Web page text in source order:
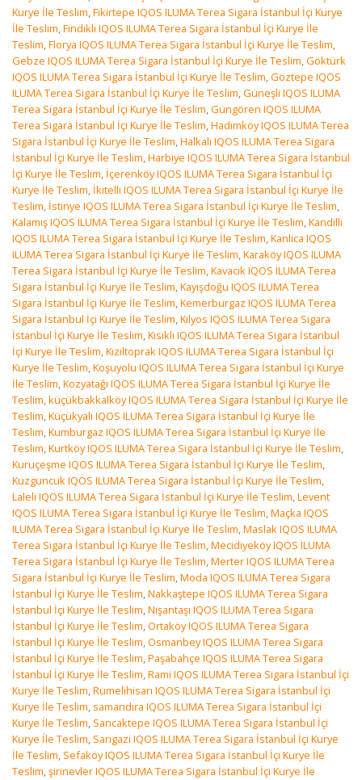
Kurye İle Teslim,Fikirtepe IQOS ILUMA Terea Sigara İstanbul İçi Kurye
İle Teslim,Fındıklı IQOS ILUMA Terea Sigara İstanbul İçi Kurye İle
Teslim,Florya IQOS ILUMA Terea Sigara İstanbul İçi Kurye İle Teslim,
Gebze IQOS ILUMA Terea Sigara İstanbul İçi Kurye İle Teslim,Göktürk
IQOS ILUMA Terea Sigara İstanbul İçi Kurye İle Teslim,Göztepe IQOS
ILUMA Terea Sigara İstanbul İçi Kurye İle Teslim,Güneşli IQOS ILUMA
Terea Sigara İstanbul İçi Kurye İle Teslim,Güngören IQOS ILUMA
Terea Sigara İstanbul İçi Kurye İle Teslim,Hadımköy IQOS ILUMA Terea
Sigara İstanbul İçi Kurye İle Teslim,Halkalı IQOS ILUMA Terea Sigara
İstanbul İçi Kurye İle Teslim,Harbiye IQOS ILUMA Terea Sigara İstanbul
İçi Kurye İle Teslim, İçerenköy IQOS ILUMA Terea Sigara İstanbul İçi
Kurye İle Teslim, İkitelli IQOS ILUMA Terea Sigara İstanbul İçi Kurye İle
Teslim, İstinye IQOS ILUMA Terea Sigara İstanbul İçi Kurye İle Teslim,
Kalamış IQOS ILUMA Terea Sigara İstanbul İçi Kurye İle Teslim,Kandilli
IQOS ILUMA Terea Sigara İstanbul İçi Kurye İle Teslim,Kanlıca IQOS
ILUMA Terea Sigara İstanbul İçi Kurye İle Teslim,Karaköy IQOS ILUMA
Terea Sigara İstanbul İçi Kurye İle Teslim,Kavacık IQOS ILUMA Terea
Sigara İstanbul İçi Kurye İle Teslim,Kayışdoğu IQOS ILUMA Terea
Sigara İstanbul İçi Kurye İle Teslim,Kemerburgaz IQOS ILUMA Terea
Sigara İstanbul İçi Kurye İle Teslim,Kilyos IQOS ILUMA Terea Sigara
İstanbul İçi Kurye İle Teslim,Kısıklı IQOS ILUMA Terea Sigara İstanbul
İçi Kurye İle Teslim,Kızıltoprak IQOS ILUMA Terea Sigara İstanbul İçi
Kurye İle Teslim,Koşuyolu IQOS ILUMA Terea Sigara İstanbul İçi Kurye
İle Teslim,Kozyatağı IQOS ILUMA Terea Sigara İstanbul İçi Kurye İle
Teslim,küçükbakkalköy IQOS ILUMA Terea Sigara İstanbul İçi Kurye İle
Teslim,Küçükyalı IQOS ILUMA Terea Sigara İstanbul İçi Kurye İle
Teslim,Kumburgaz IQOS ILUMA Terea Sigara İstanbul İçi Kurye İle
Teslim,Kurtköy IQOS ILUMA Terea Sigara İstanbul İçi Kurye İle Teslim,
Kuruçeşme IQOS ILUMA Terea Sigara İstanbul İçi Kurye İle Teslim,
Kuzguncuk IQOS ILUMA Terea Sigara İstanbul İçi Kurye İle Teslim,
Laleli IQOS ILUMA Terea Sigara İstanbul İçi Kurye İle Teslim,Levent
IQOS ILUMA Terea Sigara İstanbul İçi Kurye İle Teslim,Maçka IQOS
ILUMA Terea Sigara İstanbul İçi Kurye İle Teslim,Maslak IQOS ILUMA
Terea Sigara İstanbul İçi Kurye İle Teslim,Mecidiyeköy IQOS ILUMA
Terea Sigara İstanbul İçi Kurye İle Teslim,Merter IQOS ILUMA Terea
Sigara İstanbul İçi Kurye İle Teslim,Moda IQOS ILUMA Terea Sigara
İstanbul İçi Kurye İle Teslim,Nakkaştepe IQOS ILUMA Terea Sigara
İstanbul İçi Kurye İle Teslim,Nişantaşı IQOS ILUMA Terea Sigara
İstanbul İçi Kurye İle Teslim,Ortaköy IQOS ILUMA Terea Sigara
İstanbul İçi Kurye İle Teslim,Osmanbey IQOS ILUMA Terea Sigara
İstanbul İçi Kurye İle Teslim,Paşabahçe IQOS ILUMA Terea Sigara
İstanbul İçi Kurye İle Teslim,Rami IQOS ILUMA Terea Sigara İstanbul İçi
Kurye İle Teslim,Rumelihisarı IQOS ILUMA Terea Sigara İstanbul İçi
Kurye İle Teslim, samandıra IQOS ILUMA Terea Sigara İstanbul İçi
Kurye İle Teslim, Sancaktepe IQOS ILUMA Terea Sigara İstanbul İçi
Kurye İle Teslim, Sarıgazi IQOS ILUMA Terea Sigara İstanbul İçi Kurye
İle Teslim, Sefaköy IQOS ILUMA Terea Sigara İstanbul İçi Kurye İle
Teslim,şirinevler IQOS ILUMA Terea Sigara İstanbul İçi Kurye İle